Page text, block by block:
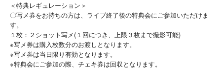
＜特典レギュレーション＞
〇写メ券をお持ちの方は、ライブ終了後の特典会にご参加いただけま
す。
１枚：２ショット写メ(１回につき、上限３枚まで撮影可能)
※写メ券は購入枚数分のお渡しとなります。
※写メ券は当日限り有効となります。
※特典会にご参加の際、チェキ券は回収となります。